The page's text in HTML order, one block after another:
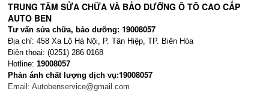
TRUNG TÂM SỬA CHỮA VÀ BẢO DƯỠNG Ô TÔ CAO CẤP
AUTO BEN
Tư vấn sửa chữa, bảo dưỡng: 19008057
Địa chỉ: 458 Xa Lộ Hà Nội, P. Tân Hiệp, TP. Biên Hòa
Điện thoại: (0251) 286 0168
Hotline: 19008057
Phản ánh chất lượng dịch vụ:19008057
Email: Autobenservice@gmail.com